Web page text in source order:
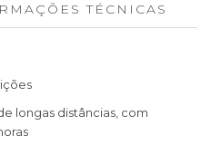
TÉCNICAS
longas distâncias, com